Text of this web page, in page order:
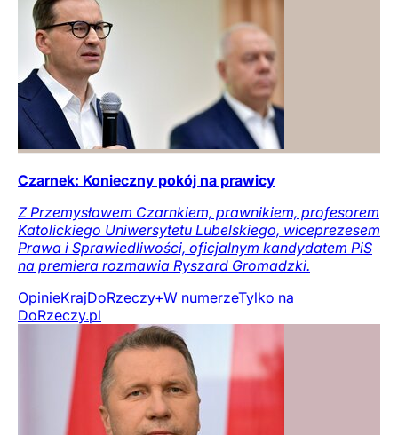
Czarnek: Konieczny pokój na prawicy
Z Przemysławem Czarnkiem, prawnikiem, profesorem
Katolickiego Uniwersytetu Lubelskiego, wiceprezesem
Prawa i Sprawiedliwości, oficjalnym kandydatem PiS
na premiera rozmawia Ryszard Gromadzki.
OpinieKrajDoRzeczy+W numerzeTylko na
DoRzeczy.pl